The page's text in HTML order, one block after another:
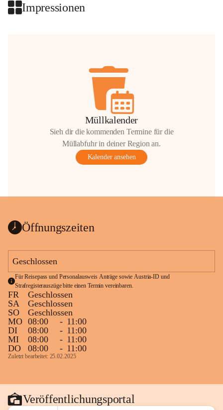
Impressionen
Müllkalender
Sieh dir die kommenden Termine für die
Müllabfuhr in deiner Region an.
Kalender ansehen
Öffnungszeiten
Geschlossen
Für Reisepass und Personalausweis Anträge sowie Austria-ID und
Strafregisterauszüge bitte einen Termin vereinbaren.
FR
Geschlossen
SA
Geschlossen
SO
Geschlossen
MO 08:00 - 11:00
DI
08:00 - 11:00
MI
08:00 - 11:00
DO
08:00 - 11:00
Zuletzt bearbeitet: 25.02.2025
Veröffentlichungsportal